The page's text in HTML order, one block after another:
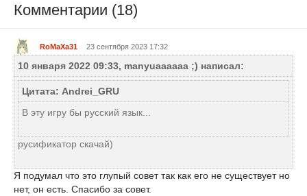
Комментарии (18)
RoMaXa31 23 сентября 2023 17:32
10 января 2022 09:33, manyuaaaaaa ;) написал:
Цитата: Andrei_GRU
В эту игру бы русский язык...
русификатор скачай)
Я подумал что это глупый совет так как его не существует но
нет, он есть. Спасибо за совет.